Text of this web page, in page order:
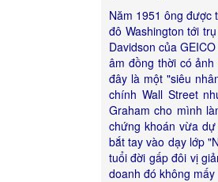
Năm 1951 ông được
đô Washington tới
Davidson của
âm đồng thời có
đây là một "siêu
chính Wall Street
Graham cho mình
chứng khoán vừa
bắt tay vào dạy lớp
tuổi đời gấp đôi vị
doanh đó không